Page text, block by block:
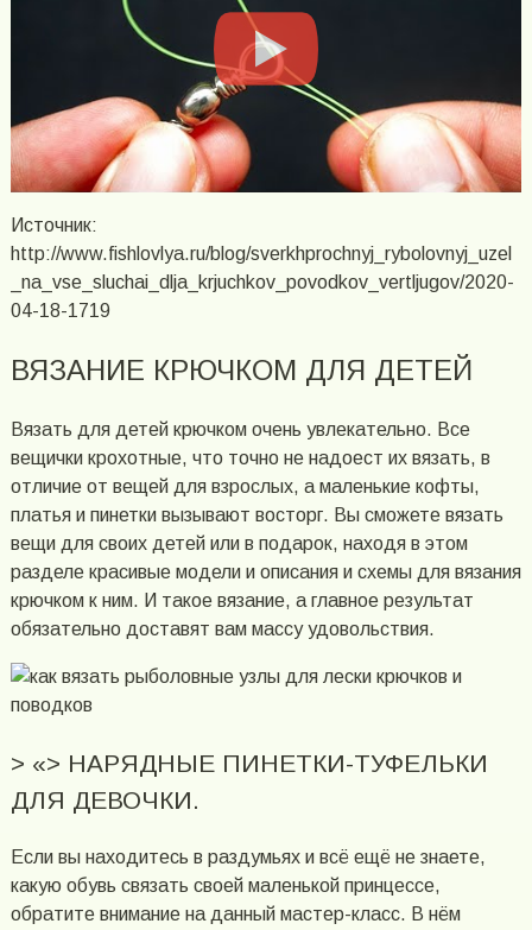
Источник:
http://www.fishlovlya.ru/blog/sverkhprochnyj_rybolovnyj_uzel
_na_vse_sluchai_dlja_krjuchkov_povodkov_vertljugov/2020-
04-18-1719
ВЯЗАНИЕ КРЮЧКОМ ДЛЯ ДЕТЕЙ
Вязать для детей крючком очень увлекательно. Все
вещички крохотные, что точно не надоест их вязать, в
отличие от вещей для взрослых, а маленькие кофты,
платья и пинетки вызывают восторг. Вы сможете вязать
вещи для своих детей или в подарок, находя в этом
разделе красивые модели и описания и схемы для вязания
крючком к ним. И такое вязание, а главное результат
обязательно доставят вам массу удовольствия.
> «> НАРЯДНЫЕ ПИНЕТКИ-ТУФЕЛЬКИ
ДЛЯ ДЕВОЧКИ.
Если вы находитесь в раздумьях и всё ещё не знаете,
какую обувь связать своей маленькой принцессе,
обратите внимание на данный мастер-класс. В нём